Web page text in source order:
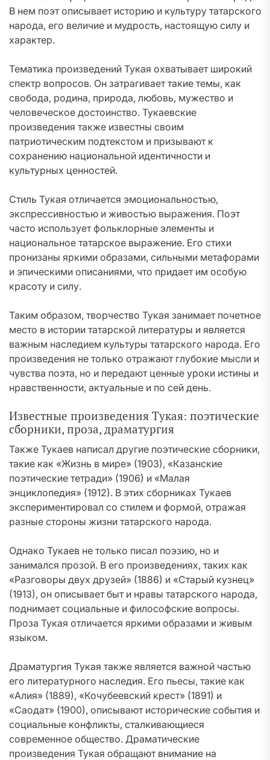
В нем поэт описывает историю и культуру татарского
народа, его величие и мудрость, настоящую силу и
характер.
Тематика произведений Тукая охватывает широкий
спектр вопросов. Он затрагивает такие темы, как
свобода, родина, природа, любовь, мужество и
человеческое достоинство. Тукаевские
произведения также известны своим
патриотическим подтекстом и призывают к
сохранению национальной идентичности и
культурных ценностей.
Стиль Тукая отличается эмоциональностью,
экспрессивностью и живостью выражения. Поэт
часто использует фольклорные элементы и
национальное татарское выражение. Его стихи
пронизаны яркими образами, сильными метафорами
и эпическими описаниями, что придает им особую
красоту и силу.
Таким образом, творчество Тукая занимает почетное
место в истории татарской литературы и является
важным наследием культуры татарского народа. Его
произведения не только отражают глубокие мысли и
чувства поэта, но и передают ценные уроки истины и
нравственности, актуальные и по сей день.
Известные произведения Тукая: поэтические
сборники, проза, драматургия
Также Тукаев написал другие поэтические сборники,
такие как «Жизнь в мире» (1903), «Казанские
поэтические тетради» (1906) и «Малая
энциклопедия» (1912). В этих сборниках Тукаев
экспериментировал со стилем и формой, отражая
разные стороны жизни татарского народа.
Однако Тукаев не только писал поэзию, но и
занимался прозой. В его произведениях, таких как
«Разговоры двух друзей» (1886) и «Старый кузнец»
(1913), он описывает быт и нравы татарского народа,
поднимает социальные и философские вопросы.
Проза Тукая отличается яркими образами и живым
языком.
Драматургия Тукая также является важной частью
его литературного наследия. Его пьесы, такие как
«Алия» (1889), «Кочубеевский крест» (1891) и
«Саодат» (1900), описывают исторические события и
социальные конфликты, сталкивающиеся
современное общество. Драматические
произведения Тукая обращают внимание на